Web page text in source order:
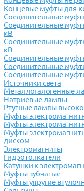
Концевые муфты для
Соединительные
Соединительные
кВ
Соединительные
кВ
Соединительные
Соединительные
Соединительные
Источники света
Металлогалогенные
Натриевые лампы
Ртутные лампы
Муфты
Муфты
Муфты
диском
Электромагниты
Гидротолкатели
Катушки к
Муфты зубчатые
Муфты упругие